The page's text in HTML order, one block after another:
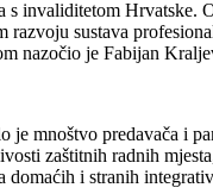
invaliditetom
sustava
nazočio je Fabijan
je mnoštvo predavača i
zaštitnih radnih
i stranih